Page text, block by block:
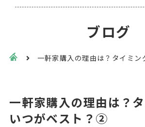
ブログ
一軒家購入の理由は？タイミ
一軒家購入の理由は？
いつがベスト？②